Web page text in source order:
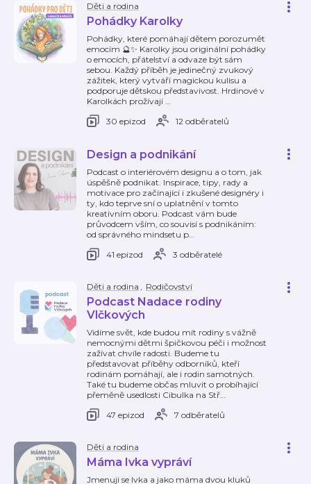
Děti a rodina
Pohádky Karolky
Pohádky, které pomáhají dětem porozumět
emocím 🔮✨ Karolky jsou originální pohádky
o emocích, přátelství a odvaze být sám
sebou. Každý příběh je jedinečný zvukový
zážitek, který vytváří magickou kulisu a
podporuje dětskou představivost. Hrdinové v
Karolkách prožívají …
30 epizod
12 odběratelů
Design a podnikání
Podcast o interiérovém designu a o tom, jak
úspěšně podnikat. Inspirace, tipy, rady a
motivace pro začínající i zkušené designéry i
ty, kdo teprve sní o uplatnění v tomto
kreativním oboru. Podcast vám bude
průvodcem vším, co souvisí s podnikáním:
od správného mindsetu p…
41 epizod
3 odběratelé
Děti a rodina , Rodičovství
Podcast Nadace rodiny
Vlčkových
Vidíme svět, kde budou mít rodiny s vážně
nemocnými dětmi špičkovou péči i možnost
zažívat chvíle radosti. Budeme tu
představovat příběhy odborníků, kteří
rodinám pomáhají, ale i rodin samotných.
Také tu budeme občas mluvit o probíhající
přeměně usedlosti Cibulka na Stř…
47 epizod
7 odběratelů
Děti a rodina
Máma Ivka vypráví
Jmenuji se Ivka a jako máma dvou kluků